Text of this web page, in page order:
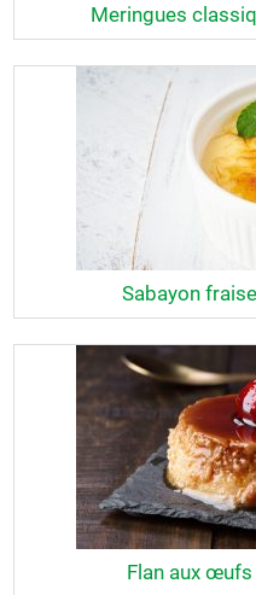
Meringues
Sabayon
Flan aux